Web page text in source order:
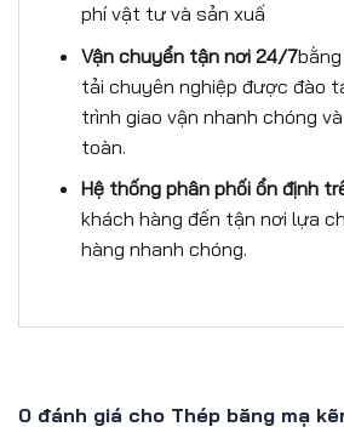
phí vật tư và sản xuấ
Vận chuyển tận nơi 24/7
tải chuyên nghiệp được đào
trình giao vận nhanh chóng
toàn.
Hệthống phân phối ổn định tr
khách hàng đến tận nơi lựa
hàng nhanh chóng.
0 đánh giá cho Thép băng mạ